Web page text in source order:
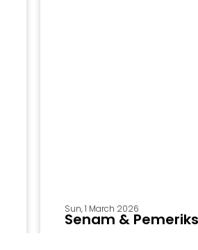
Sun, 1 March 2026
Senam &